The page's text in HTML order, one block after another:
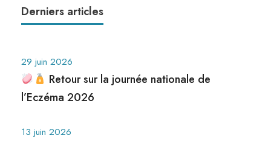
Derniers articles
29 juin 2026
Retour sur la journée nationale de
l’Eczéma 2026
13 juin 2026